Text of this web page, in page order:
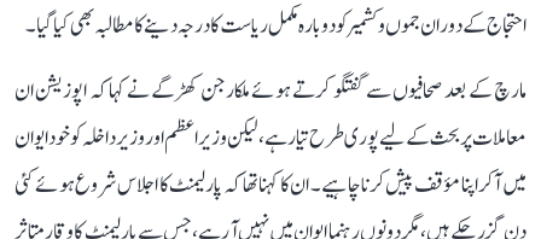
احتجاج کے دوران جموں و کشمیر کو دوبارہ مکمل ریاست کا درجہ دینے کا مطالبہ بھی کیا گیا۔
مارچ کے بعد صحافیوں سے گفتگو کرتے ہوئے ملکارجن کھڑگے نے کہا کہ اپوزیشن ان
معاملات پر بحث کے لیے پوری طرح تیار ہے، لیکن وزیر اعظم اور وزیر داخلہ کو خود ایوان
میں آکر اپنا مؤقف پیش کرنا چاہیے۔ ان کا کہنا تھا کہ پارلیمنٹ کا اجلاس شروع ہوئے کئی